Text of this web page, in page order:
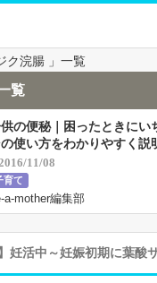
ク浣腸 」一覧
覧
の便秘｜困ったときにい
使い方をわかりやすく説
11/08
育て
a-mother編集部
妊活中～妊娠初期に葉酸